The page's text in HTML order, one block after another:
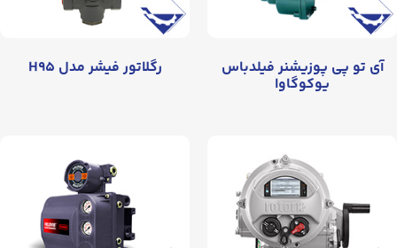
آی تو پی پوزیشنر فیلدباس
یوکوگاوا
رگلاتور فیشر مدل H۹۵